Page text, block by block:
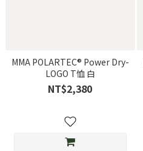
MMA POLARTEC® Power Dry-
LOGO T恤 白
NT$2,380